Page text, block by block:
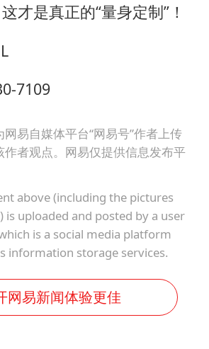
才是真正的“量身定制”！
7109
易自媒体平台“网易号”作者上传
作者观点。网易仅提供信息发布平
above (including the pictures
is uploaded and posted by a user
is a social media platform
information storage services.
网易新闻体验更佳